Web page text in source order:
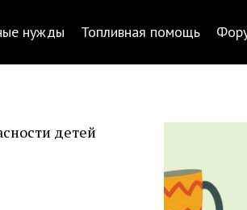
нужды Топливная помощь
детей